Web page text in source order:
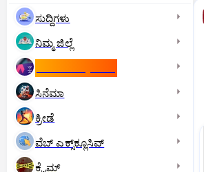
ಸುದ್ದಿಗಳು
ನಿಮ್ಮ ಜಿಲ್ಲೆ
ಸಿನೆಮಾ
ಕ್ರೀಡೆ
ವೆಬ್ ಎಕ್ಸ್‌ಕ್ಲೂಸಿವ್
ಕ್ರೈಮ್